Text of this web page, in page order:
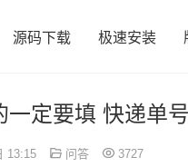
源码下载 极速安装
一定要填 快递单
13:15 问答 3727